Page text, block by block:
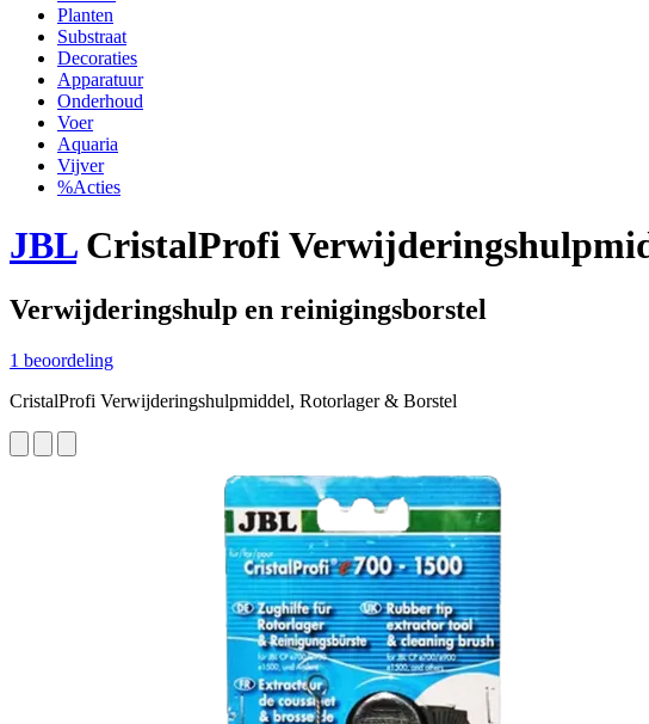
Planten
Substraat
Decoraties
Apparatuur
Onderhoud
Voer
Aquaria
Vijver
%Acties
JBLCristalProfi
Verwijderingshulp en reinigingsborstel
1 beoordeling
CristalProfi Verwijderingshulpmiddel, Rotorlager & Borstel